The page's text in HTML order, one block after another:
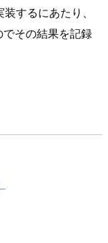
するにあたり、
その結果を記録